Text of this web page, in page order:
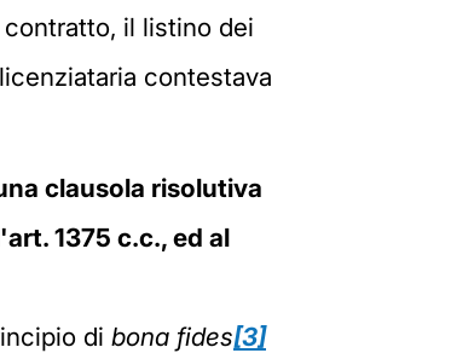
il listino dei
contestava
clausola risolutiva
1375 c.c., ed al
di bona fides[3]